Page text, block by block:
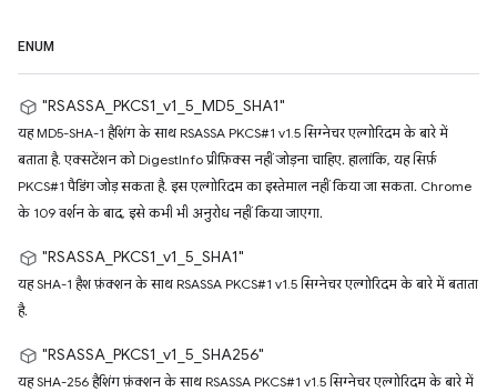
ENUM
"RSASSA_PKCS1_v1_5_MD5_SHA1"
यह MD5-SHA-1 हैशिंग के साथ RSASSA PKCS#1 v1.5 सिग्नेचर एल्गोरिदम के बारे में
बताता है. एक्सटेंशन को DigestInfo प्रीफ़िक्स नहीं जोड़ना चाहिए. हालांकि, यह सिर्फ़
PKCS#1 पैडिंग जोड़ सकता है. इस एल्गोरिदम का इस्तेमाल नहीं किया जा सकता. Chrome
के 109 वर्शन के बाद, इसे कभी भी अनुरोध नहीं किया जाएगा.
"RSASSA_PKCS1_v1_5_SHA1"
यह SHA-1 हैश फ़ंक्शन के साथ RSASSA PKCS#1 v1.5 सिग्नेचर एल्गोरिदम के बारे में बताता
है.
"RSASSA_PKCS1_v1_5_SHA256"
यह SHA-256 हैशिंग फ़ंक्शन के साथ RSASSA PKCS#1 v1.5 सिग्नेचर एल्गोरिदम के बारे में